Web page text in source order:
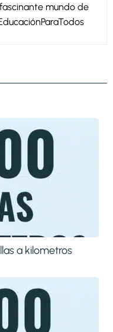
mundo de
a kilometros